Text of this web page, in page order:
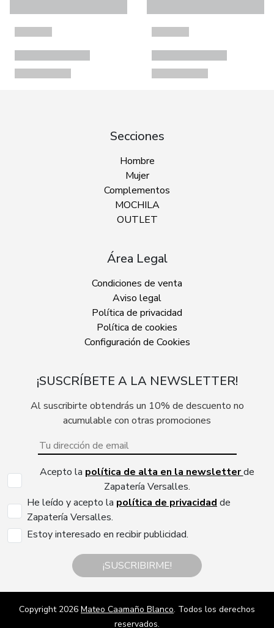
Secciones
Hombre
Mujer
Complementos
MOCHILA
OUTLET
Área Legal
Condiciones de venta
Aviso legal
Política de privacidad
Política de cookies
Configuración de Cookies
¡SUSCRÍBETE A LA NEWSLETTER!
Al suscribirte obtendrás un 10% de descuento no
acumulable con otras promociones
Acepto la política de alta en la newsletterde
Zapatería Versalles.
He leído y acepto la política de privacidad de
Zapatería Versalles.
Estoy interesado en recibir publicidad.
¡SUSCRIBIRME!
Copyright 2026 Mateo Caamaño Blanco. Todos los derechos
reservados.